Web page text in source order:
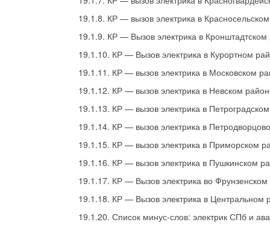
19.1.8. КР — вызов электрика в
19.1.9. КР — Вызов электрика в Кронштадтском
19.1.10. КР — Вызов электрика в Курортном
19.1.11. КР — вызов электрика в Московском
19.1.12. КР — вызов электрика в Невском
19.1.13. КР — вызов электрика в
19.1.14. КР — вызов электрика в
19.1.15. КР — вызов электрика в Приморском
19.1.16. КР — вызов электрика в Пушкинском
19.1.17. КР — Вызов электрика во
19.1.18. КР — Вызов электрика в Центральном
19.1.20. Список минус-слов: электрик СПб и